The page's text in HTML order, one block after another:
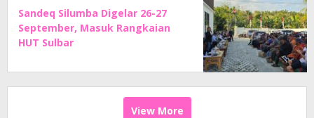
Sandeq Silumba Digelar 26-27
September, Masuk Rangkaian
HUT Sulbar
View More